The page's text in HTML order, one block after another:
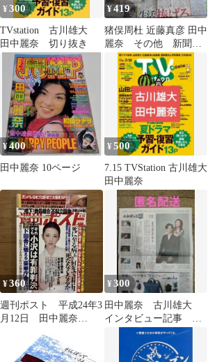
¥300
TVstation 古川雄大
田中麗奈 切り抜き
¥419
猪俣周杜 近藤真彦 田中
麗奈 その他 新聞記
¥400
田中麗奈 10ページ
¥500
7.15 TVStation 古川雄大
田中麗奈
¥360
週刊ポスト 平成24年3
月12日 田中麗奈
AKB48 前田敦子特集
¥300
田中麗奈 古川雄大
インタビュー記事 令
和8年6月14日 よみほ